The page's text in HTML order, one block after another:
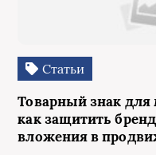
Статьи
Товарный знак для
как защитить
вложения в